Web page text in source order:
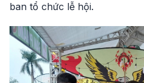
ban tổ chức lễ hội.